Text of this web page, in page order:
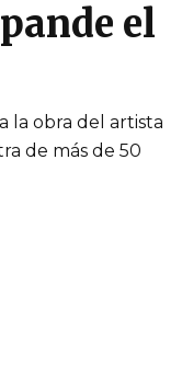
el
la obra del artista
de más de 50